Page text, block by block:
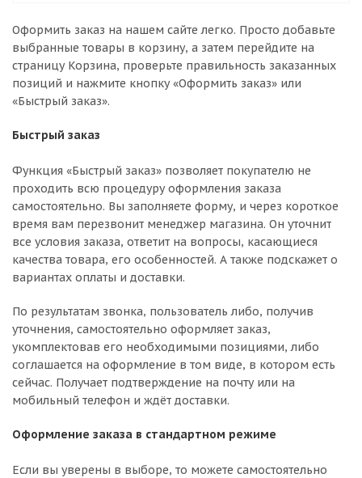
Оформить заказ на нашем сайте легко. Просто добавьте
выбранные товары в корзину, а затем перейдите на
страницу Корзина, проверьте правильность заказанных
позиций и нажмите кнопку «Оформить заказ» или
«Быстрый заказ».
Быстрый заказ
Функция «Быстрый заказ» позволяет покупателю не
проходить всю процедуру оформления заказа
самостоятельно. Вы заполняете форму, и через короткое
время вам перезвонит менеджер магазина. Он уточнит
все условия заказа, ответит на вопросы, касающиеся
качества товара, его особенностей. А также подскажет о
вариантах оплаты и доставки.
По результатам звонка, пользователь либо, получив
уточнения, самостоятельно оформляет заказ,
укомплектовав его необходимыми позициями, либо
соглашается на оформление в том виде, в котором есть
сейчас. Получает подтверждение на почту или на
мобильный телефон и ждёт доставки.
Оформление заказа в стандартном режиме
Если вы уверены в выборе, то можете самостоятельно